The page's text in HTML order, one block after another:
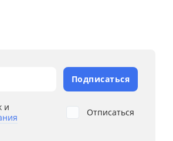
Подписаться
и
Отписаться